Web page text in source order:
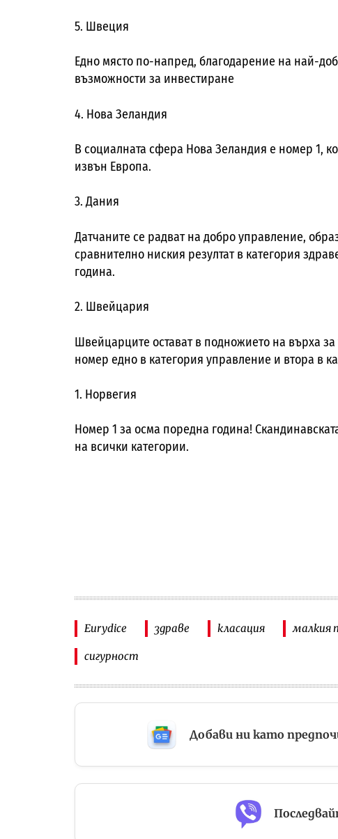
5. Швеция
Едно място по-напред, благодарение на най-
възможности за инвестиране
4. Нова Зеландия
В социалната сфера Нова Зеландия е номер 1,
извън Европа.
3. Дания
Датчаните се радват на добро управление,
сравнително ниския резултат в категория
година.
2. Швейцария
Швейцарците остават в подножието на върха
номер едно в категория управление и втора в
1. Норвегия
Номер 1 за осма поредна година!
на всички категории.
Eurydice здраве класация малкия
сигурност
Добави ни като